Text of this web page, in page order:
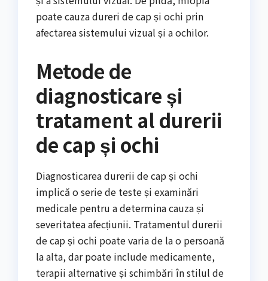
poate cauza dureri de cap și ochi prin
afectarea sistemului vizual și a ochilor.
Metode de
diagnosticare și
tratament al durerii
de cap și ochi
Diagnosticarea durerii de cap și ochi
implică o serie de teste și examinări
medicale pentru a determina cauza și
severitatea afecțiunii. Tratamentul durerii
de cap și ochi poate varia de la o persoană
la alta, dar poate include medicamente,
terapii alternative și schimbări în stilul de